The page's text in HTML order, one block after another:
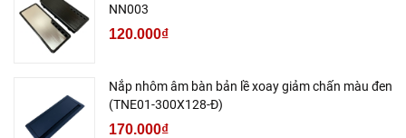
NN003
120.000₫
Nắp nhôm âm bàn bản lề xoay giảm chấn màu đen
(TNE01-300X128-Đ)
170.000₫